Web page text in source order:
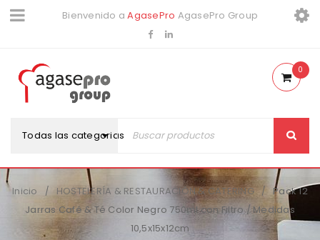
Bienvenido aAgasePro AgasePro Group
Todas las categorias
0
Inicio / HOSTELERÍA & RESTAURACIÓN & CATERING /
Pack 12
Jarras Café & Té Color Negro 750ml con Filtro / Medidas
10,5x15x12cm